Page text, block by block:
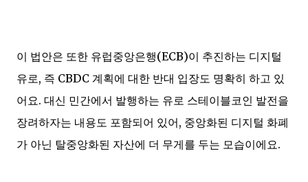
이 법안은 또한 유럽중앙은행(ECB)이 추진하는 디지털
유로, 즉 CBDC 계획에 대한 반대 입장도 명확히 하고 있
어요. 대신 민간에서 발행하는 유로 스테이블코인 발전을
장려하자는 내용도 포함되어 있어, 중앙화된 디지털 화폐
가 아닌 탈중앙화된 자산에 더 무게를 두는 모습이에요.